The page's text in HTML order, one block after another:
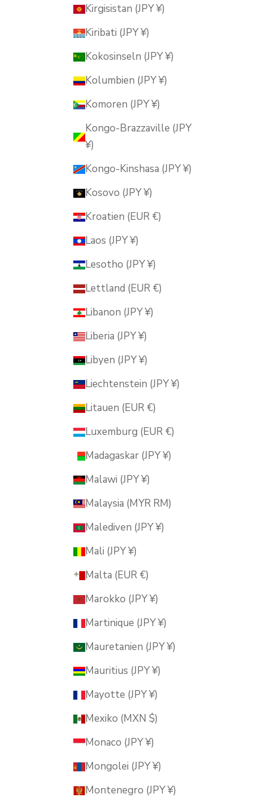
Kirgisistan (JPY ¥)
Kiribati (JPY ¥)
Kokosinseln (JPY ¥)
Kolumbien (JPY ¥)
Komoren (JPY ¥)
Kongo-Brazzaville (JPY
¥)
Kongo-Kinshasa (JPY ¥)
Kosovo (JPY ¥)
Kroatien (EUR €)
Laos (JPY ¥)
Lesotho (JPY ¥)
Lettland (EUR €)
Libanon (JPY ¥)
Liberia (JPY ¥)
Libyen (JPY ¥)
Liechtenstein (JPY ¥)
Litauen (EUR €)
Luxemburg (EUR €)
Madagaskar (JPY ¥)
Malawi (JPY ¥)
Malaysia (MYR RM)
Malediven (JPY ¥)
Mali (JPY ¥)
Malta (EUR €)
Marokko (JPY ¥)
Martinique (JPY ¥)
Mauretanien (JPY ¥)
Mauritius (JPY ¥)
Mayotte (JPY ¥)
Mexiko (MXN $)
Monaco (JPY ¥)
Mongolei (JPY ¥)
Montenegro (JPY ¥)